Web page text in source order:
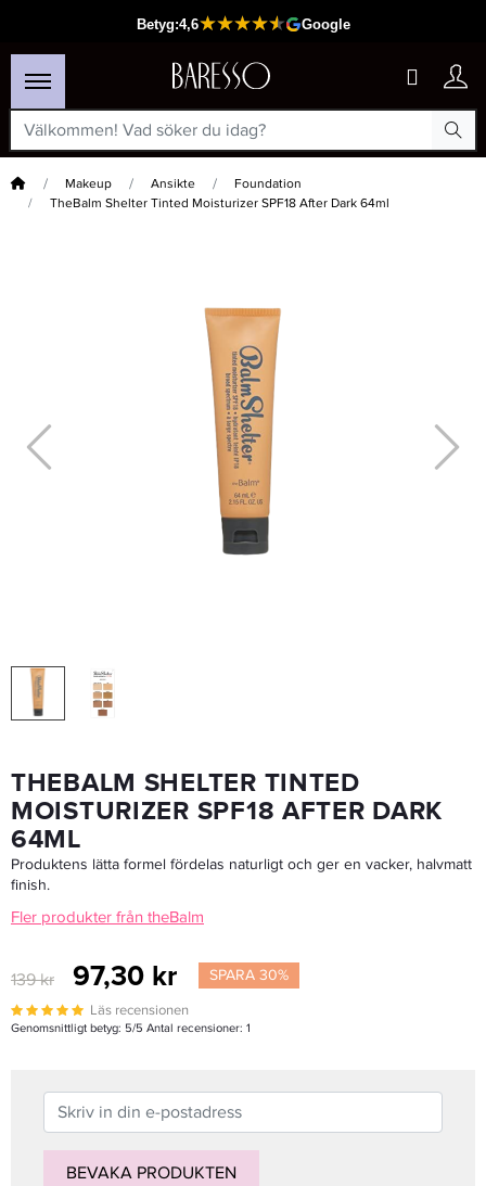
Hem Makeup Ansikte
Foundation
TheBalm Shelter Tinted Moisturizer SPF18 After Dark 64ml
Tigi CatWalk Blow Out Balm 90ml
76,30 kr
THEBALM SHELTER TINTED
MOISTURIZER SPF18 AFTER DARK
64ML
Produktens lätta formel fördelas naturligt och ger en vacker, halvmatt
finish.
Fler produkter från theBalm
139 kr 97,30 kr SPARA 30%
Läs recensionen
Genomsnittligt betyg: 5/5 Antal recensioner: 1
BEVAKA PRODUKTEN